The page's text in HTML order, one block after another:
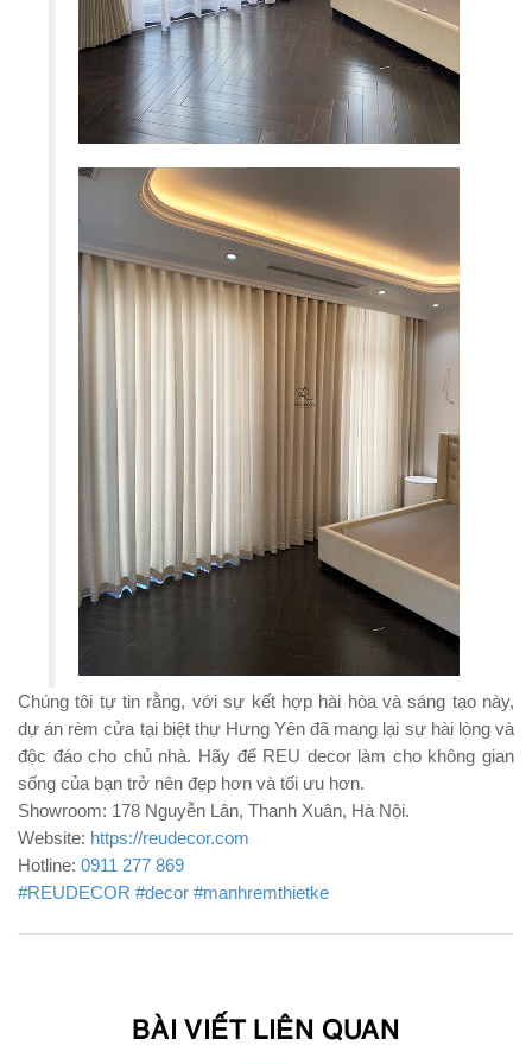
Chúng tôi tự tin rằng, với sự kết hợp hài hòa và sáng tạo này,
dự án rèm cửa tại biệt thự Hưng Yên đã mang lại sự hài lòng và
độc đáo cho chủ nhà. Hãy để REU decor làm cho không gian
sống của bạn trở nên đẹp hơn và tối ưu hơn.
Showroom: 178 Nguyễn Lân, Thanh Xuân, Hà Nội.
Website: https://reudecor.com
Hotline: 0911 277 869
#REUDECOR #decor #manhremthietke
BÀI VIẾT LIÊN QUAN